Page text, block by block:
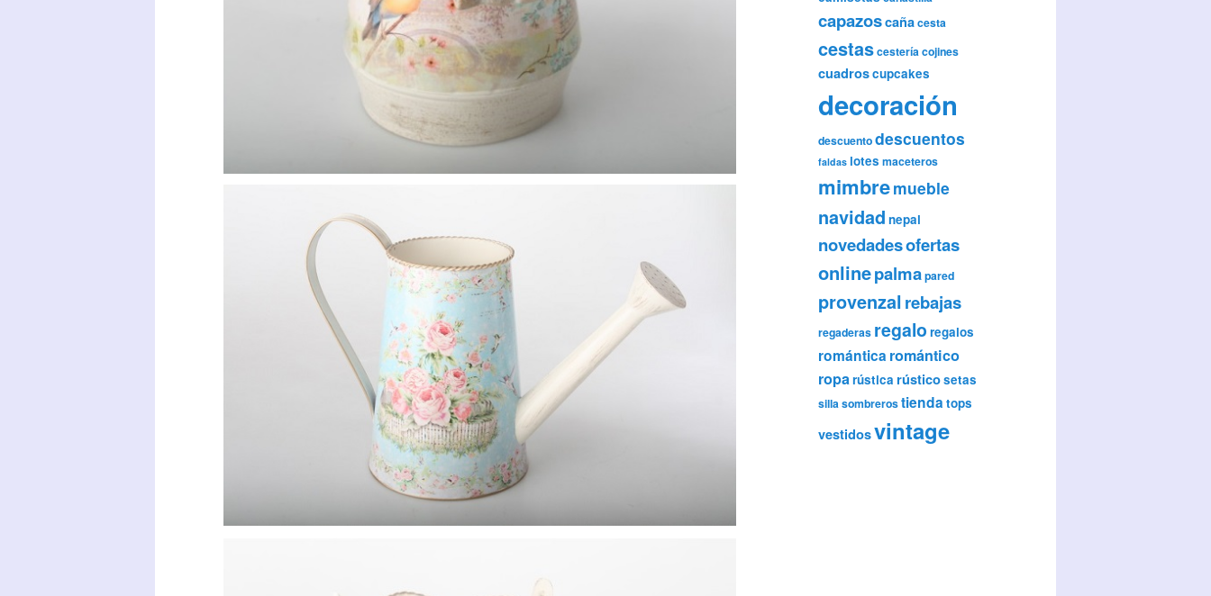
capazoscañacesta
cestascesteríacojines
cuadroscupcakes
decoración
descuentodescuentos
faldas lotes maceteros
mimbremueble
navidad nepal
novedadesofertas
onlinepalmapared
provenzalrebajas
regaderas regalo regalos
romántica romántico
roparústica rústicosetas
sillasombrerostienda tops
vestidosvintage